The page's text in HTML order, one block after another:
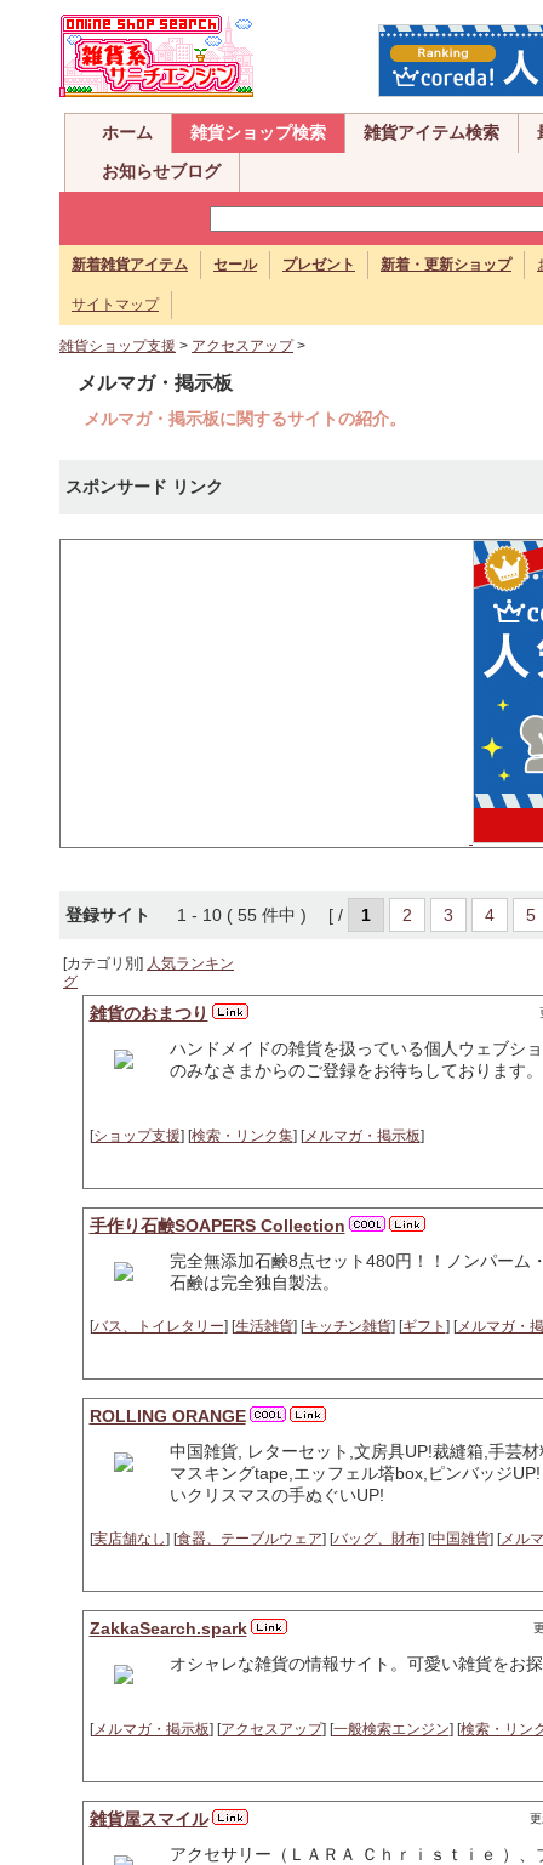
ホーム 雑貨ショップ検索 雑貨アイテム検索
お知らせブログ
新着雑貨アイテム セール プレゼント 新着・更新ショップ
サイトマップ
雑貨ショップ支援 > アクセスアップ>
メルマガ・掲示板
メルマガ・掲示板に関するサイトの紹介。
スポンサード リンク
登録サイト 1 - 10 ( 55 件中 ) [ / 1 2 3 4 5
[カテゴリ別] 人気ランキン
グ
雑貨のおまつり
ハンドメイドの雑貨を扱っている個人ウェブシ
のみなさまからのご登録をお待ちしております。
[ショップ支援] [検索・リンク集] [メルマガ・掲示板]
手作り石鹸SOAPERS Collection
完全無添加石鹸8点セット480円！！ノンパーム
石鹸は完全独自製法。
[バス、トイレタリー] [生活雑貨] [キッチン雑貨] [ギフト ] [メルマガ・
ROLLING ORANGE
中国雑貨, レターセット,文房具UP!裁縫箱,手芸
マスキングtape,エッフェル塔box,ピンバッジ
いクリスマスの手ぬぐいUP!
[実店舗なし] [食器、テーブルウェア] [バッグ、財布] [中国雑貨] [メル
ZakkaSearch.spark
オシャレな雑貨の情報サイト。可愛い雑貨をお
[メルマガ・掲示板] [アクセスアップ] [一般検索エンジン] [検索・リン
雑貨屋スマイル
アクセサリー（ＬＡＲＡ Ｃｈｒｉｓｔｉｅ ）